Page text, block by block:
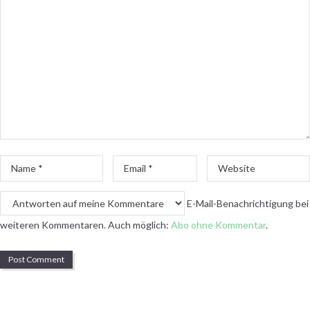
Name
*
Email
*
Website
E-Mail-Benachrichtigung bei
weiteren Kommentaren. Auch möglich: Abo ohne Kommentar.